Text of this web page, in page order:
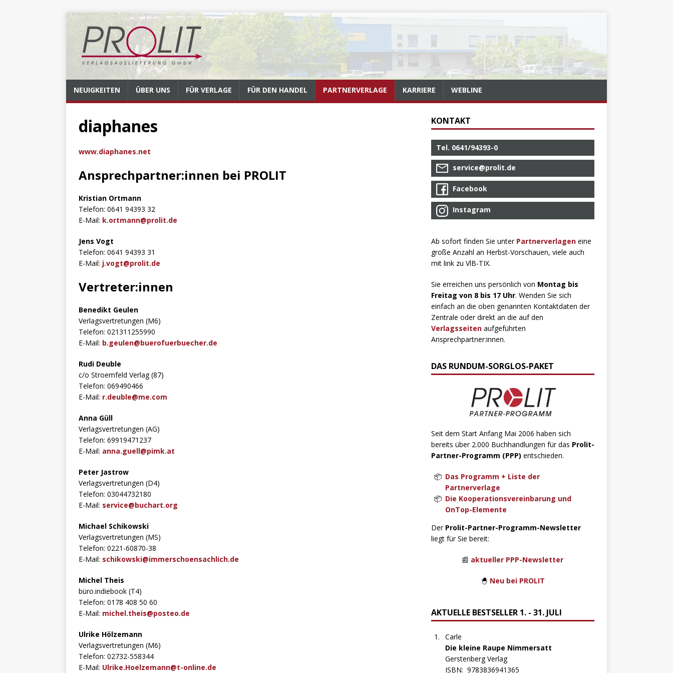
NEUIGKEITEN ÜBER UNS FÜR VERLAGE FÜR DEN HANDEL PARTNERVERLAGE KARRIERE WEBLINE
diaphanes
www.diaphanes.net
Ansprechpartner:innen bei PROLIT
Kristian Ortmann
Telefon: 0641 94393 32
E-Mail: k.ortmann@prolit.de
Jens Vogt
Telefon: 0641 94393 31
E-Mail: j.vogt@prolit.de
Vertreter:innen
Benedikt Geulen
Verlagsvertretungen (M6)
Telefon: 021311255990
E-Mail: b.geulen@buerofuerbuecher.de
Rudi Deuble
c/o Stroemfeld Verlag (87)
Telefon: 069490466
E-Mail: r.deuble@me.com
Anna Güll
Verlagsvertretungen (AG)
Telefon: 69919471237
E-Mail: anna.guell@pimk.at
Peter Jastrow
Verlagsvertretungen (D4)
Telefon: 03044732180
E-Mail: service@buchart.org
Michael Schikowski
Verlagsvertretungen (MS)
Telefon: 0221-60870-38
E-Mail: schikowski@immerschoensachlich.de
Michel Theis
büro.indiebook (T4)
Telefon: 0178 408 50 60
E-Mail: michel.theis@posteo.de
Ulrike Hölzemann
Verlagsvertretungen (M6)
Telefon: 02732-558344
E-Mail: Ulrike.Hoelzemann@t-online.de
KONTAKT
Tel. 0641/94393-0
service@prolit.de
Facebook
Instagram
Ab sofort finden Sie unter Partnerverlageneine
große Anzahl an Herbst-Vorschauen, viele auch
mit link zu VlB-TIX.
Sie erreichen uns persönlich von Montag bis
Freitag von 8 bis 17 Uhr. Wenden Sie sich
einfach an die oben genannten Kontaktdaten der
Zentrale oder direkt an die auf den
Verlagsseitenaufgeführten
Ansprechpartner:innen.
DAS RUNDUM-SORGLOS-PAKET
Seit dem Start Anfang Mai 2006 haben sich
bereits über 2.000 Buchhandlungen für das Prolit-
Partner-Programm (PPP) entschieden.
Das Programm + Liste der
Partnerverlage
Die Kooperationsvereinbarung und
OnTop-Elemente
Der Prolit-Partner-Programm-Newsletter
liegt für Sie bereit:
📰 aktueller PPP-Newsletter
🐣 Neu bei PROLIT
AKTUELLE BESTSELLER 1. - 31. JULI
Carle
Die kleine Raupe Nimmersatt
Gerstenberg Verlag
ISBN: 9783836941365